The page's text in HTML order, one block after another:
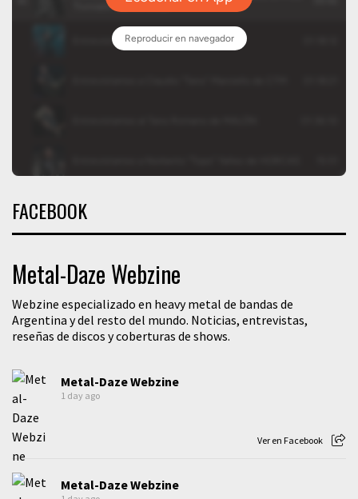
FACEBOOK
Metal-Daze Webzine
Webzine especializado en heavy metal de bandas de
Argentina y del resto del mundo. Noticias, entrevistas,
reseñas de discos y coberturas de shows.
Metal-Daze Webzine
1 day ago
Ver en Facebook
Metal-Daze Webzine